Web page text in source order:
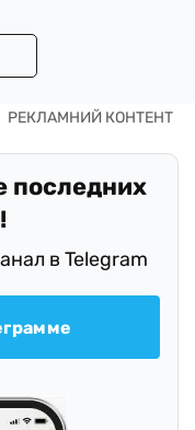
последних
в Telegram